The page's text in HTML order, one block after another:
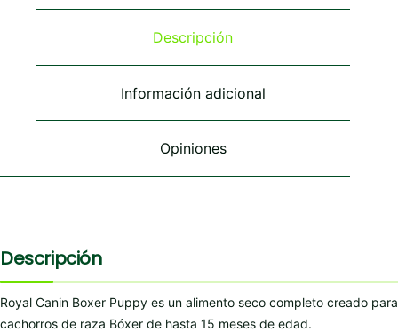
opciones
pueden
elegir
la
página
producto
opciones
elegir
página
Descripción
Información adicional
Opiniones
Descripción
Royal Canin Boxer Puppy es un alimento seco completo creado para
cachorros de raza Bóxer de hasta 15 meses de edad.